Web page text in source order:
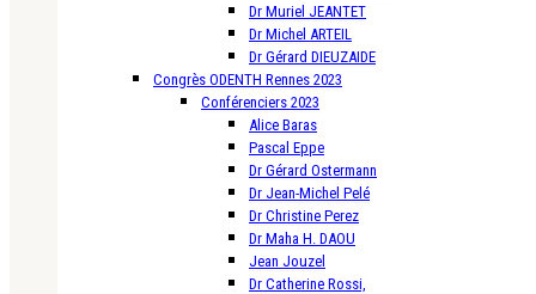
Dr Muriel JEANTET
Dr Michel ARTEIL
Dr Gérard DIEUZAIDE
Congrès ODENTH Rennes 2023
Conférenciers 2023
Alice Baras
Pascal Eppe
Dr Gérard Ostermann
Dr Jean-Michel Pelé
Dr Christine Perez
Dr Maha H. DAOU
Jean Jouzel
Dr Catherine Rossi,